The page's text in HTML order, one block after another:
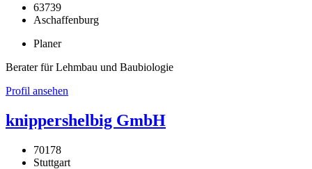
63739
Aschaffenburg
Planer
Berater für Lehmbau und Baubiologie
Profil ansehen
knippershelbig GmbH
70178
Stuttgart